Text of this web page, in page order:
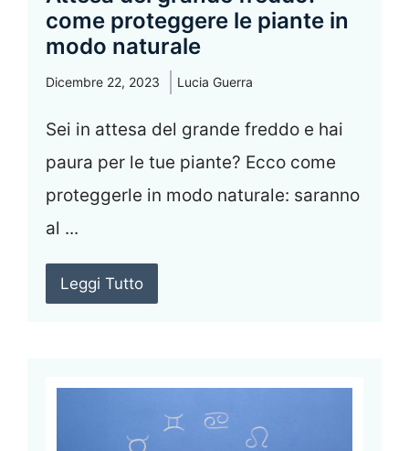
come proteggere le piante in
modo naturale
Dicembre 22, 2023 Lucia Guerra
Sei in attesa del grande freddo e hai
paura per le tue piante? Ecco come
proteggerle in modo naturale: saranno
al ...
Leggi Tutto